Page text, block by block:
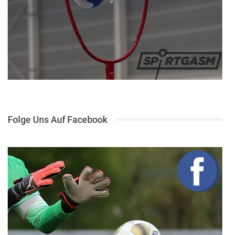
Folge Uns Auf Facebook